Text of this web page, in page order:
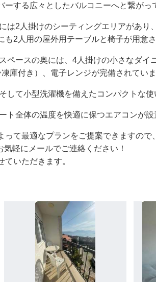
する広々としたバルコニーへと繋がっ
は2人掛けのシーティングエリアがあり
2人用の屋外用テーブルと椅子が用意さ
ペースの奥には、4人掛けの小さなダ
庫付き）、電子レンジが完備されていま
して小型洗濯機を備えたコンパクトな使
ト全体の温度を快適に保つエアコンが設
って最適なプランをご提案できますの
軽にメールでご連絡ください！
いただきます。